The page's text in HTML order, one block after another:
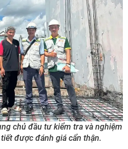
chủ đầu tư kiểm tra và nghiệm
được đánh giá cẩn thận.